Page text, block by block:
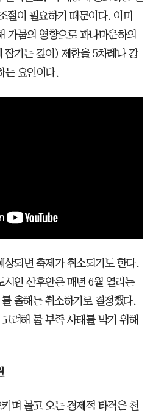
절이 필요하기 때문이다. 이미
가뭄의 영향으로 파나마운하의
기는 깊이) 제한을 5차례나 강
는 요인이다.
상되면 축제가 취소되기도 한다.
시인 산후안은 매년 6월 열리는
올해는 취소하기로 결정했다.
려해 물 부족 사태를 막기 위해
며 몰고 오는 경제적 타격은 천